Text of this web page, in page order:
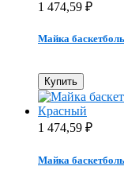
1 474,59 ₽
Майка
Купить
1 474,59 ₽
Майка